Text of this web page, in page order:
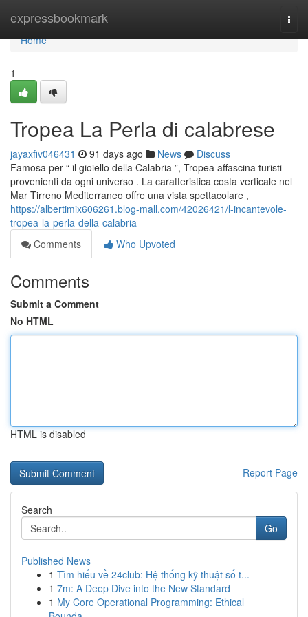
expressbookmark
Home
Home
1
Tropea La Perla di calabrese
jayaxfiv046431 91 days ago News
Discuss
Famosa per “ il gioiello della Calabria ”, Tropea affascina turisti
provenienti da ogni universo . La caratteristica costa verticale nel
Mar Tirreno Mediterraneo offre una vista spettacolare ,
https://albertimix606261.blog-mall.com/42026421/l-incantevole-
tropea-la-perla-della-calabria
Comments
Who Upvoted
Comments
Submit a Comment
No HTML
HTML is disabled
Report Page
Search
Go
Published News
1 Tìm hiểu về 24club: Hệ thống kỹ thuật số t...
1 7m: A Deep Dive into the New Standard
1 My Core Operational Programming: Ethical